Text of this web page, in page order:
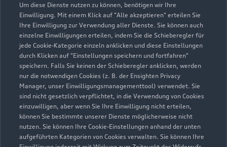
Um diese Dienste nutzen zu können, benötigen wir Ihre
Einwilligung. Mit einem Klick auf "Alle akzeptieren" erteilen Sie
Ihre Einwilligung zur Verwendung aller Dienste. Sie können auch
einzelne Einwilligungen erteilen, indem Sie die Schieberegler für
jede Cookie-Kategorie einzeln anklicken und diese Einstellungen
durch Klicken auf "Einstellungen speichern und fortfahren"
speichern. Falls Sie keinen der Schieberegler anklicken, werden
nur die notwendigen Cookies (z. B. der Ensighten Privacy
Manager, unser Einwilligungsmanagementtool) verwendet. Sie
sind nicht gesetzlich verpflichtet, in die Verwendung von Cookies
einzuwilligen, aber wenn Sie Ihre Einwilligung nicht erteilen,
können Sie bestimmte unserer Dienste möglicherweise nicht
nutzen. Sie können Ihre Cookie-Einstellungen anhand der unten
aufgeführten Kategorien von Cookies verwalten. Sie können Ihre
Service
Geschlossen,öffnet amFreitag 07:00
Verkauf
Geschlossen, öffnet am Freitag 08:00
Zurück nach oben